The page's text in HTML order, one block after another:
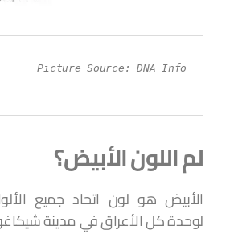
Picture Source: DNA Info
لم اللون الأبيض؟
الأبيض هو لون اتحاد جميع
لوحدة كل الأعراق في مدينة